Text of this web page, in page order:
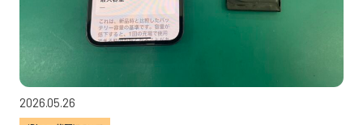
2026.05.26